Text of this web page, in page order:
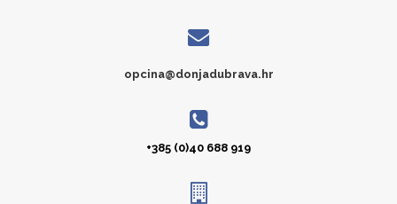
opcina@donjadubrava.hr
+385 (0)40 688 919